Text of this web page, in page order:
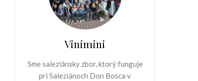
Vinimini
Sme saleziánsky zbor, ktorý funguje
pri Saleziánoch Don Bosca v